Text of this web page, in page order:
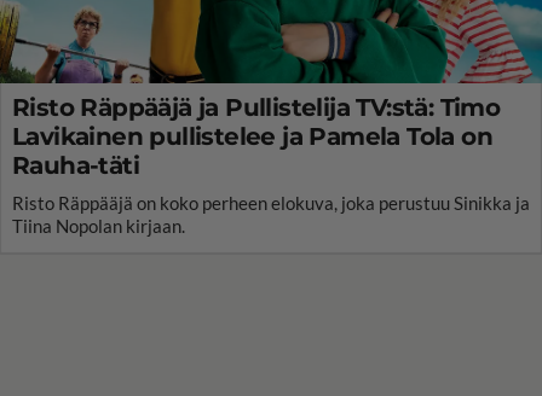
Risto Räppääjä ja Pullistelija TV:stä: Timo
Lavikainen pullistelee ja Pamela Tola on
Rauha-täti
Risto Räppääjä on koko perheen elokuva, joka perustuu Sinikka ja
Tiina Nopolan kirjaan.